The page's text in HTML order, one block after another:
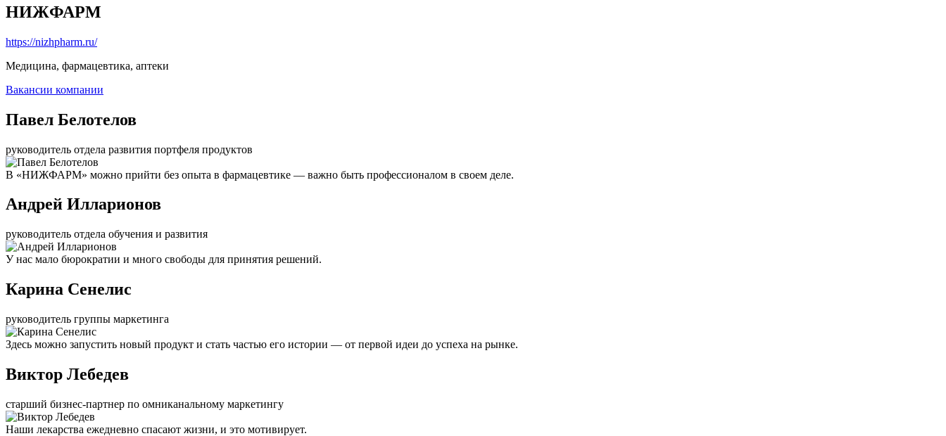
НИЖФАРМ
https://nizhpharm.ru/
Медицина, фармацевтика, аптеки
Вакансии компании
Павел Белотелов
руководитель отдела развития портфеля продуктов
В «НИЖФАРМ» можно прийти без опыта в фармацевтике — важно быть профессионалом в своем деле.
Андрей Илларионов
руководитель отдела обучения и развития
У нас мало бюрократии и много свободы для принятия решений.
Карина Сенелис
руководитель группы маркетинга
Здесь можно запустить новый продукт и стать частью его истории — от первой идеи до успеха на рынке.
Виктор Лебедев
старший бизнес-партнер по омниканальному маркетингу
Наши лекарства ежедневно спасают жизни, и это мотивирует.